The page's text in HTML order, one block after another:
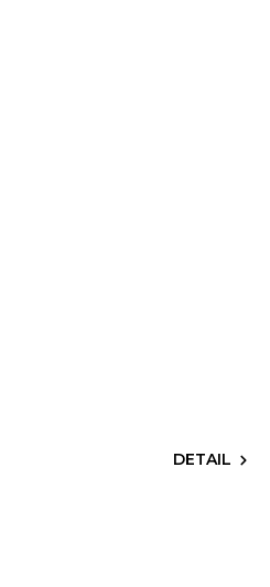
DETAIL